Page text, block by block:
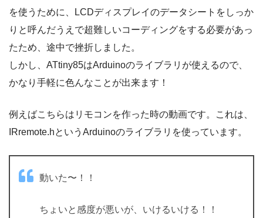
を使うために、LCDディスプレイのデータシートをしっか
りと呼んだうえで超難しいコーディングをする必要があっ
たため、途中で挫折しました。
しかし、ATtiny85はArduinoのライブラリが使えるので、
かなり手軽に色んなことが出来ます！
例えばこちらはリモコンを作った時の動画です。これは、
IRremote.hというArduinoのライブラリを使っています。
動いた〜！！
ちょいと感度が悪いが、いけるいける！！